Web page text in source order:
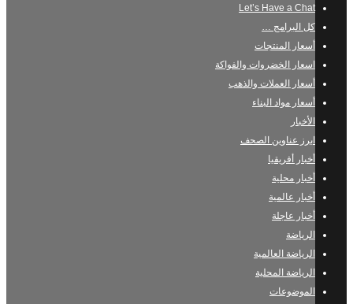
Let’s Have a Chat
كل البرامج …
أسعار المنتجات
اسعار الخضروات والفواكة
أسعار العملات والذهب
أسعار مواد البناء
الأخبار
ابرز عناوين الصحف
أخبار أفريقيا
أخبار محلية
أخبار عالمية
أخبار عاجلة
الرياضة
الرياضة العالمية
الرياضة المحلية
الموضوعات